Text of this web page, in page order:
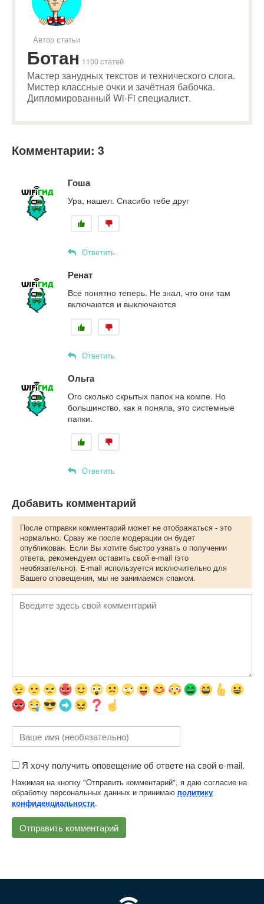
Автор статьи
Ботан 1100 статей
Мастер занудных текстов и технического слога.
Мистер классные очки и зачётная бабочка.
Дипломированный Wi-Fi специалист.
Комментарии: 3
Гоша
Ура, нашел. Спасибо тебе друг
Ответить
Ренат
Все понятно теперь. Не знал, что они там
включаются и выключаются
Ответить
Ольга
Ого сколько скрытых папок на компе. Но
большинство, как я поняла, это системные
папки.
Ответить
Добавить комментарий
После отправки комментарий может не отображаться - это
нормально. Сразу же после модерации он будет
опубликован. Если Вы хотите быстро узнать о получении
ответа, рекомендуем оставить свой e-mail (это
необязательно). E-mail используется исключительно для
Вашего оповещения, мы не занимаемся спамом.
Я хочу получить оповещение об ответе на свой e-mail.
Нажимая на кнопку "Отправить комментарий", я даю согласие на
обработку персональных данных и принимаю политику
конфиденциальности.